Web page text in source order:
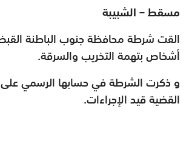
مسقط – الشبيبة
القت شرطة محافظة جنوب الباطنة
أشخاص بتهمة التخريب والسرقة.
و ذكرت الشرطة في حسابها الرسمي على
القضية قيد الإجراءات.